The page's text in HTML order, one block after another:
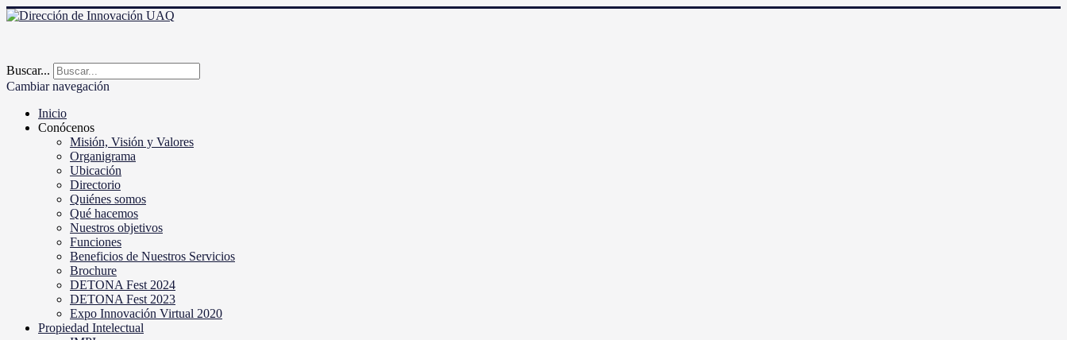
Buscar...
Cambiar navegación
Inicio
Conócenos
Misión, Visión y Valores
Organigrama
Ubicación
Directorio
Quiénes somos
Qué hacemos
Nuestros objetivos
Funciones
Beneficios de Nuestros Servicios
Brochure
DETONA Fest 2024
DETONA Fest 2023
Expo Innovación Virtual 2020
Propiedad Intelectual